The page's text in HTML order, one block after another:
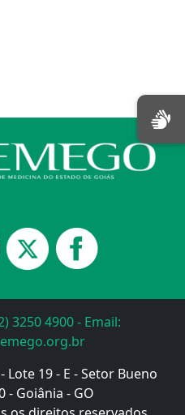
3250 4900 - Email:
Lote 19 - E - Setor Bueno
- Goiânia - GO